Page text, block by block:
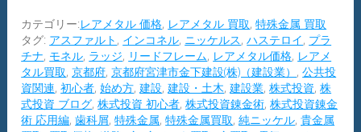
カテゴリー:レアメタル 価格, レアメタル 買取,特殊金属 買取
タグ: アスファルト , インコネル, ニッケルス,ハステロイ, プラ
チナ, モネル, ラッジ, リードフレーム, レアメタル価格, レアメ
タル買取,京都府,京都府宮津市金下建設(株)（建設業） ,公共投
資関連,初心者,始め方,建設,建設・土木,建設業,株式投資,株
式投資 ブログ,株式投資 初心者,株式投資錬金術,株式投資錬金
術 応用編,歯科屑,特殊金属,特殊金属買取,純ニッケル,貴金属